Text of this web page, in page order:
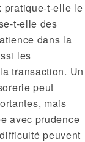
: pratique-t-elle le
t-elle des
dans la
les
transaction. Un
peut
mais
avec prudence
peuvent